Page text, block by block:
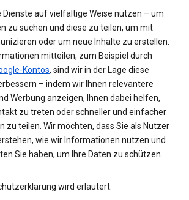
Dienste auf vielfältige Weise nutzen – um
zu suchen und diese zu teilen, um mit
oder um neue Inhalte zu erstellen.
mitteilen, zum Beispiel durch
Kontos, sind wir in der Lage diese
– indem wir Ihnen relevantere
Werbung anzeigen, Ihnen dabei helfen,
zu treten oder schneller und einfacher
zu teilen. Wir möchten, dass Sie als Nutzer
wie wir Informationen nutzen und
Sie haben, um Ihre Daten zu schützen.
wird erläutert: